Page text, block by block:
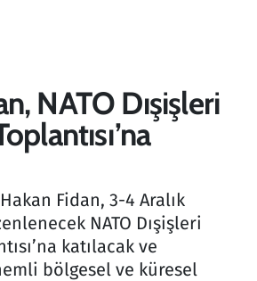
NATO Dışişleri
Fidan, 3-4 Aralık
NATO Dışişleri
katılacak ve
bölgesel ve küresel